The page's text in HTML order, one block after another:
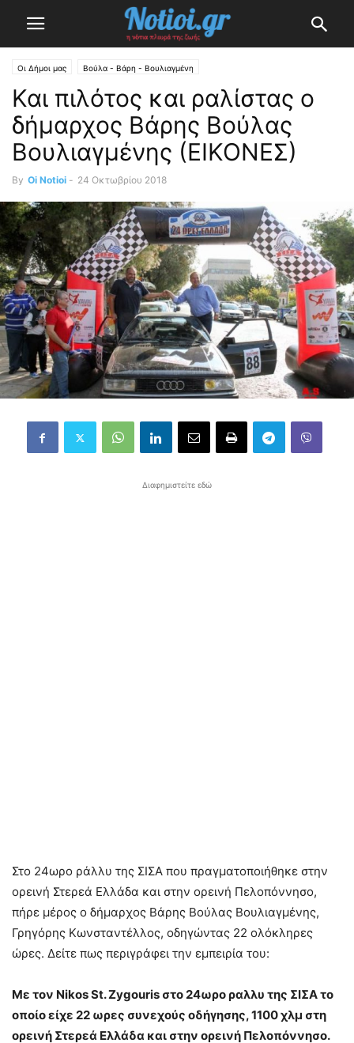
Οι Δήμοι μας Βούλα - Βάρη - Βουλιαγμένη
Και πιλότος και ραλίστας ο
δήμαρχος Βάρης Βούλας
Βουλιαγμένης (ΕΙΚΟΝΕΣ)
By Oi Notioi - 24 Οκτωβρίου 2018
Διαφημιστείτε εδώ
Στο 24ωρο ράλλυ της ΣΙΣΑ που πραγματοποιήθηκε στην
ορεινή Στερεά Ελλάδα και στην ορεινή Πελοπόννησο,
πήρε μέρος ο δήμαρχος Βάρης Βούλας Βουλιαγμένης,
Γρηγόρης Κωνσταντέλλος, οδηγώντας 22 ολόκληρες
ώρες. Δείτε πως περιγράφει την εμπειρία του:
Με τον Nikos St. Zygouris στο 24ωρο ραλλυ της ΣΙΣΑ το
οποίο είχε 22 ωρες συνεχούς οδήγησης, 1100 χλμ στη
ορεινή Στερεά Ελλάδα και στην ορεινή Πελοπόννησο.